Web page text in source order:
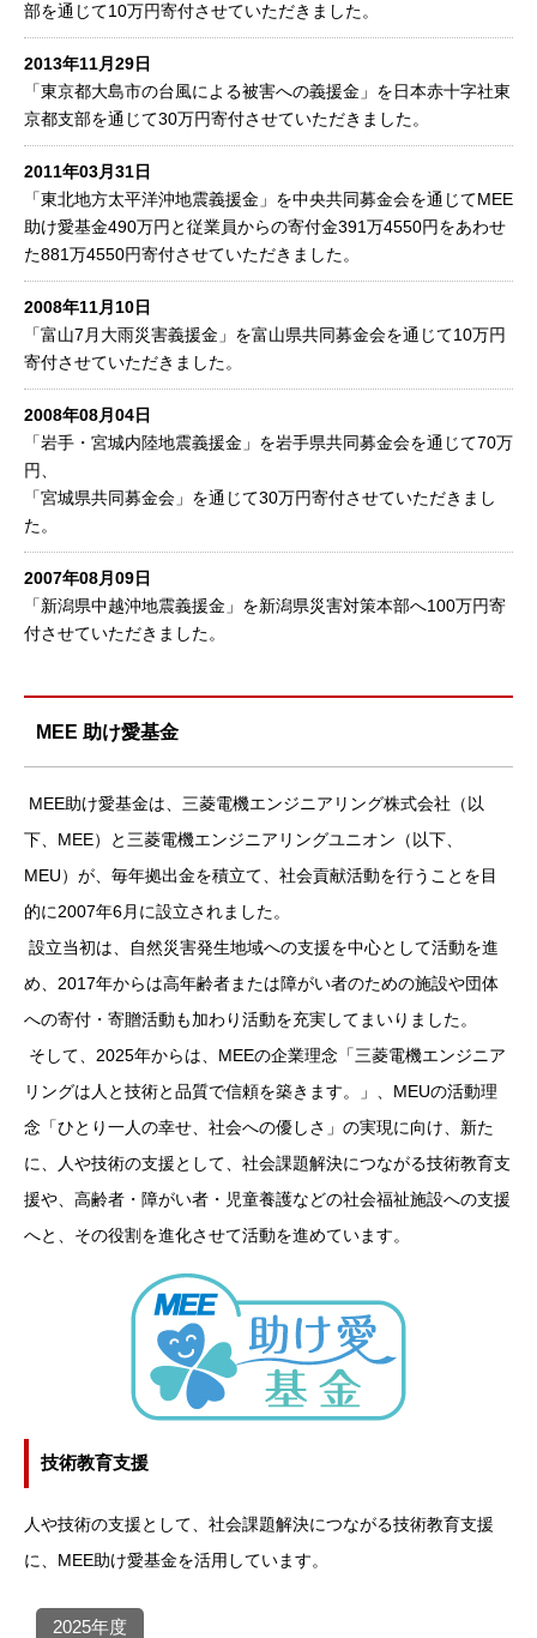
部を通じて10万円寄付させていただきました。
2013年11月29日
「東京都大島市の台風による被害への義援金」を日本赤十字社東
京都支部を通じて30万円寄付させていただきました。
2011年03月31日
「東北地方太平洋沖地震義援金」を中央共同募金会を通じてMEE
助け愛基金490万円と従業員からの寄付金391万4550円をあわせ
た881万4550円寄付させていただきました。
2008年11月10日
「富山7月大雨災害義援金」を富山県共同募金会を通じて10万円
寄付させていただきました。
2008年08月04日
「岩手・宮城内陸地震義援金」を岩手県共同募金会を通じて70万
円、
「宮城県共同募金会」を通じて30万円寄付させていただきまし
た。
2007年08月09日
「新潟県中越沖地震義援金」を新潟県災害対策本部へ100万円寄
付させていただきました。
MEE 助け愛基金
MEE助け愛基金は、三菱電機エンジニアリング株式会社（以
下、MEE）と三菱電機エンジニアリングユニオン（以下、
MEU）が、毎年拠出金を積立て、社会貢献活動を行うことを目
的に2007年6月に設立されました。
設立当初は、自然災害発生地域への支援を中心として活動を進
め、2017年からは高年齢者または障がい者のための施設や団体
への寄付・寄贈活動も加わり活動を充実してまいりました。
そして、2025年からは、MEEの企業理念「三菱電機エンジニア
リングは人と技術と品質で信頼を築きます。」、MEUの活動理
念「ひとり一人の幸せ、社会への優しさ」の実現に向け、新た
に、人や技術の支援として、社会課題解決につながる技術教育支
援や、高齢者・障がい者・児童養護などの社会福祉施設への支援
へと、その役割を進化させて活動を進めています。
技術教育支援
人や技術の支援として、社会課題解決につながる技術教育支援
に、MEE助け愛基金を活用しています。
2025年度